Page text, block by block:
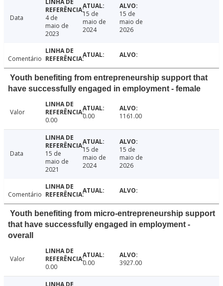
Data
4 de
maio de
2023
15 de
maio de
2024
15 de
maio de
2026
Comentário
Youth benefiting from entrepreneurship support that
have successfully engaged in employment - female
Valor
0.00
0.00 1161.00
Data
15 de
maio de
2021
15 de
maio de
2024
15 de
maio de
2026
Comentário
Youth benefiting from micro-entrepreneurship support
that have successfully engaged in employment -
overall
Valor
0.00
0.00 3927.00